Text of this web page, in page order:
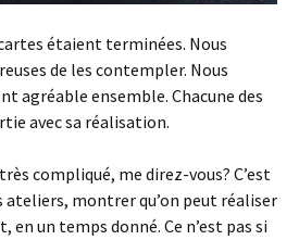
étaient terminées. Nous
de les contempler. Nous
agréable ensemble. Chacune des
avec sa réalisation.
compliqué, me direz-vous? C’est
ateliers, montrer qu’on peut réaliser
en un temps donné. Ce n’est pas si